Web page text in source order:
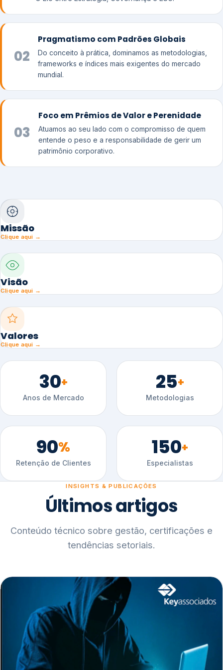
02
Pragmatismo com Padrões Globais
Do conceito à prática, dominamos as metodologias,
frameworks e índices mais exigentes do mercado
mundial.
03
Foco em Prêmios de Valor e Perenidade
Atuamos ao seu lado com o compromisso de quem
entende o peso e a responsabilidade de gerir um
patrimônio corporativo.
Missão
Clique aqui →
Visão
Clique aqui →
Valores
Clique aqui →
30+
Anos de Mercado
25+
Metodologias
90%
Retenção de Clientes
150+
Especialistas
INSIGHTS & PUBLICAÇÕES
Últimos artigos
Conteúdo técnico sobre gestão, certificações e
tendências setoriais.